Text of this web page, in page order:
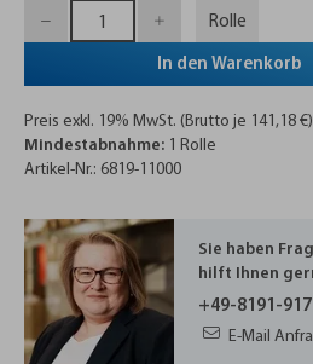
Rolle
In den Warenkorb
Preis exkl. 19% MwSt. (Brutto je 141,18 €)
Mindestabnahme: 1 Rolle
Artikel-Nr.: 6819-11000
Sie haben
hilft Ihnen
+49-8191-
E-Mail